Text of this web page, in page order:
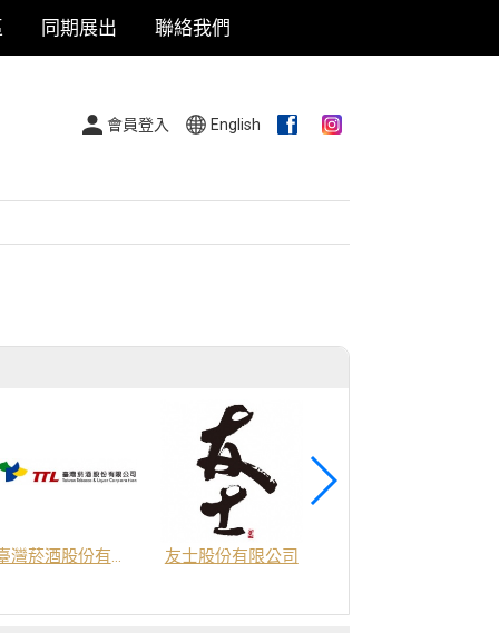
同期展出 聯絡我們
會員登入 English
臺灣菸酒股份有限公司 友士股份有限公司